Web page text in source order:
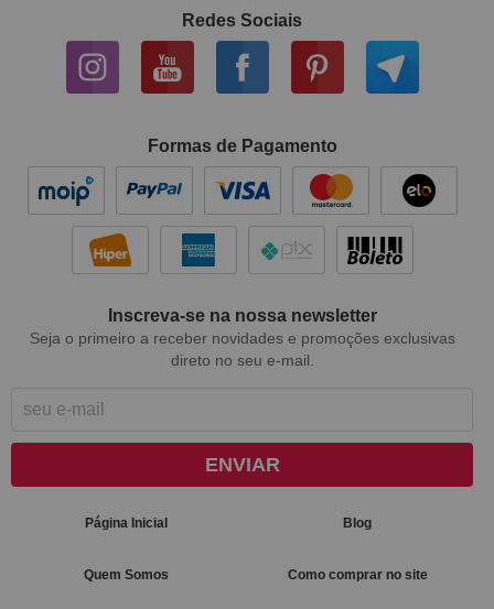
Redes Sociais
Formas de Pagamento
Inscreva-se na nossa newsletter
Seja o primeiro a receber novidades e promoções exclusivas
direto no seu e-mail.
ENVIAR
Página Inicial Blog
Quem Somos Como comprar no site